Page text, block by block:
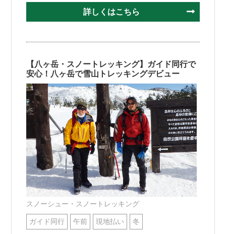
詳しくはこちら
【八ヶ岳・スノートレッキング】ガイド同行で
安心！八ヶ岳で雪山トレッキングデビュー
スノーシュー・スノートレッキング
ガイド同行 午前 現地払い 冬